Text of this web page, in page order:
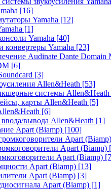
[16]
Yamaha [12]
[1]
Yamaha [40]
Yamaha [23]
Audinate Dante Domain
[6]
[3]
Allen&Heath [53]
системы Allen&Heath
карты Allen&Heath [5]
[6]
вывода Allen&Heath [1]
Apart (Biamp) [100]
Apart (Biamp)
Apart (Biamp)
Apart (Biamp)
Apart (Biamp) [13]
Apart (Biamp) [3]
Apart (Biamp) [1]